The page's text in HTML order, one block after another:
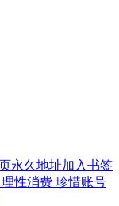
永久地址加入书签
性消费 珍惜账号